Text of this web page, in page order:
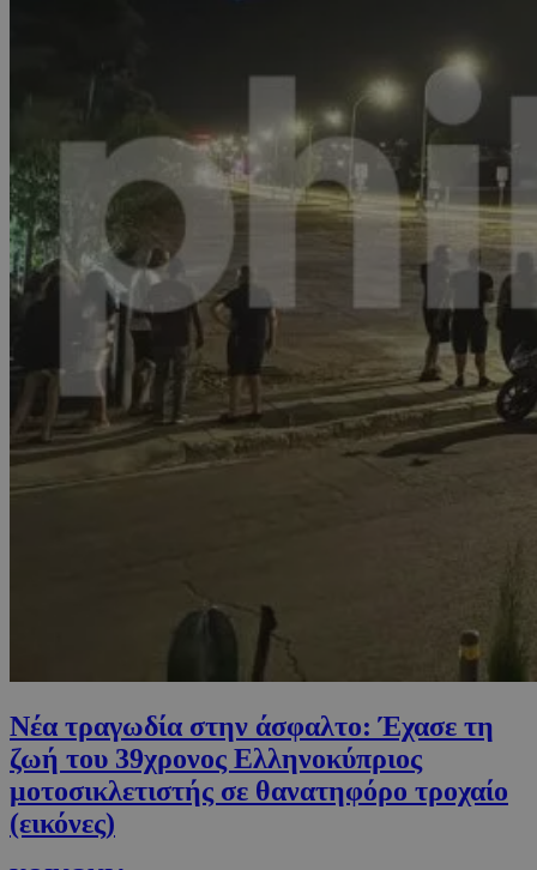
Νέα τραγωδία στην άσφαλτο: Έχασε τη
ζωή του 39χρονος Ελληνοκύπριος
μοτοσικλετιστής σε θανατηφόρο τροχαίο
(εικόνες)